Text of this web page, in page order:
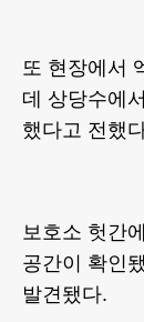
또 현장에서
데 상당수에
했다고 전했
보호소 헛간
공간이 확인
발견됐다.